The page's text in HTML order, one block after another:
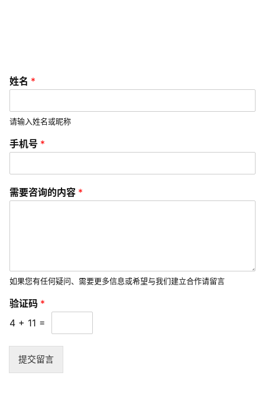
P
开
微
信
营
营
销
广
*
*
姓名 *
请输入姓名或昵称
手机号 *
需要咨询的内容 *
如果您有任何疑问、需要更多信息或希望与我们建立合作请留言
验证码 *
4 + 11 =
提交留言